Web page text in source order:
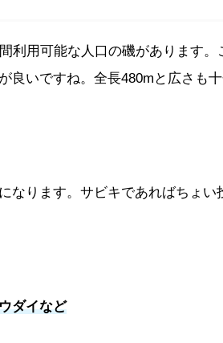
利用可能な人口の磯があります。
良いですね。全長480mと広さも
なります。サビキであればちょい
ダイなど